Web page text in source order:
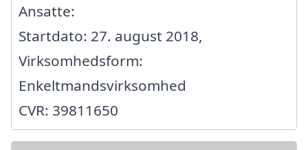
Ansatte:
Startdato: 27. august 2018,
Virksomhedsform:
Enkeltmandsvirksomhed
CVR: 39811650